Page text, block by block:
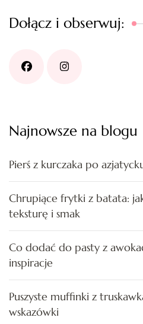
Dołącz i obserwuj:
Najnowsze na blogu
Pierś z kurczaka po
Chrupiące frytki z batata:
teksturę i smak
Co dodać do pasty z
inspiracje
Puszyste muffinki z
wskazówki